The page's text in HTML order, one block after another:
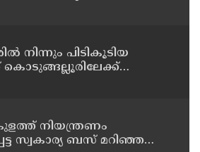
നിന്നും പിടികൂടിയ
കൊടുങ്ങല്ലൂരിലേക്ക്
നിയന്ത്രണം
സ്വകാര്യ ബസ് മറിഞ്ഞ